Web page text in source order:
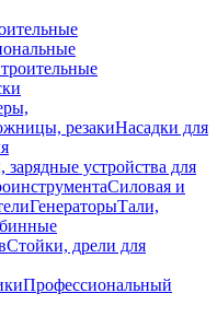
резакиНасадки для
устройства для
Силовая и
ГенераторыТали,
Стойки, дрели для
Профессиональный